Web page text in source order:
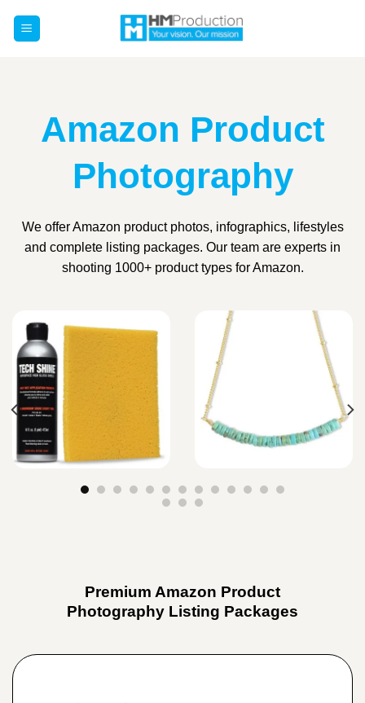
Amazon Product
Photography
We offer Amazon product photos, infographics, lifestyles
and complete listing packages. Our team are experts in
shooting 1000+ product types for Amazon.
Premium Amazon Product
Photography Listing Packages